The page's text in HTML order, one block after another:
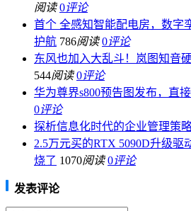
阅读 0评论
首个 全感知智能配电房，数字
护航 786阅读 0评论
东风也加入大乱斗！岚图知音
544阅读 0评论
华为尊界s800预告图发布，直
0评论
探析信息化时代的企业管理策
2.5万元买的RTX 5090D升级驱
烧了 1070阅读 0评论
发表评论